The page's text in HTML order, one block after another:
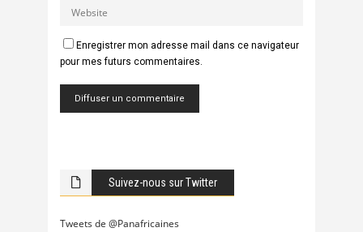
Enregistrer mon adresse mail dans ce navigateur
pour mes futurs commentaires.
Suivez-nous sur Twitter
Tweets de @Panafricaines